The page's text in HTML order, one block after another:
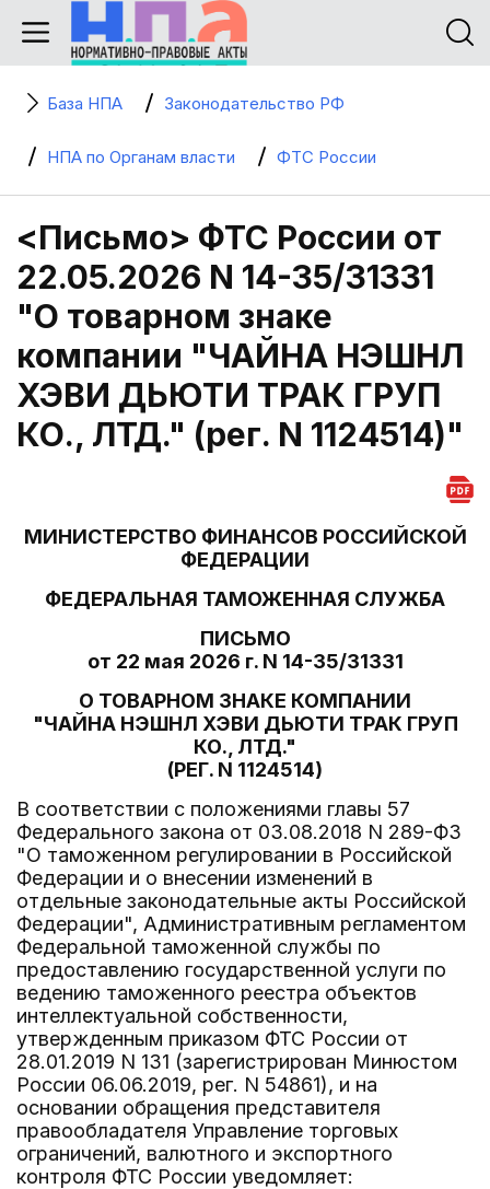
База НПА Законодательство РФ
НПА по Органам власти ФТС России
<Письмо> ФТС России от
22.05.2026 N 14-35/31331
"О товарном знаке
компании "ЧАЙНА НЭШНЛ
ХЭВИ ДЬЮТИ ТРАК ГРУП
КО., ЛТД." (рег. N 1124514)"
МИНИСТЕРСТВО ФИНАНСОВ РОССИЙСКОЙ
ФЕДЕРАЦИИ
ФЕДЕРАЛЬНАЯ ТАМОЖЕННАЯ СЛУЖБА
ПИСЬМО
от 22 мая 2026 г. N 14-35/31331
О ТОВАРНОМ ЗНАКЕ КОМПАНИИ
"ЧАЙНА НЭШНЛ ХЭВИ ДЬЮТИ ТРАК ГРУП
КО., ЛТД."
(РЕГ. N 1124514)
В соответствии с положениями главы 57
Федерального закона от 03.08.2018 N 289-ФЗ
"О таможенном регулировании в Российской
Федерации и о внесении изменений в
отдельные законодательные акты Российской
Федерации", Административным регламентом
Федеральной таможенной службы по
предоставлению государственной услуги по
ведению таможенного реестра объектов
интеллектуальной собственности,
утвержденным приказом ФТС России от
28.01.2019 N 131 (зарегистрирован Минюстом
России 06.06.2019, рег. N 54861), и на
основании обращения представителя
правообладателя Управление торговых
ограничений, валютного и экспортного
контроля ФТС России уведомляет: